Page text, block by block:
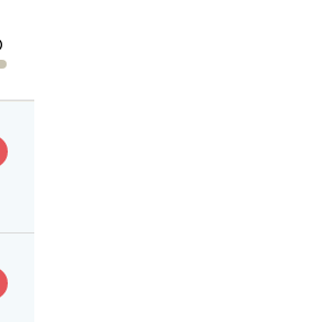
TÉLÉCHARGER
TÉLÉCHARGER